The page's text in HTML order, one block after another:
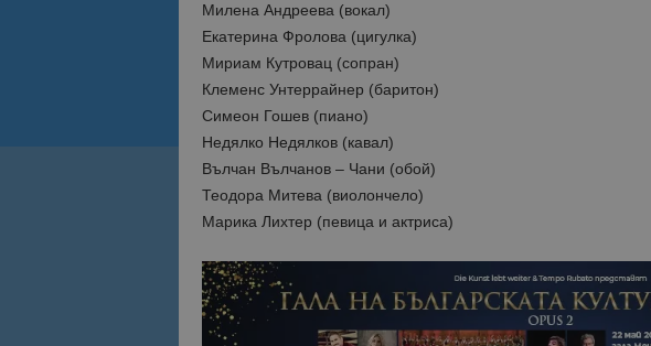
Милена Андреева (вокал)
Екатерина Фролова (цигулка)
Мириам Кутровац (сопран)
Клеменс Унтеррайнер (баритон)
Симеон Гошев (пиано)
Недялко Недялков (кавал)
Вълчан Вълчанов – Чани (обой)
Теодора Митева (виолончело)
Марика Лихтер (певица и актриса)